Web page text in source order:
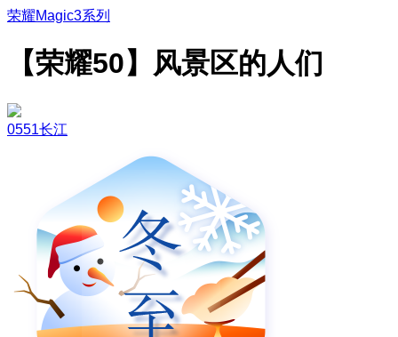
荣耀Magic3系列
【荣耀50】风景区的人们
0551长江